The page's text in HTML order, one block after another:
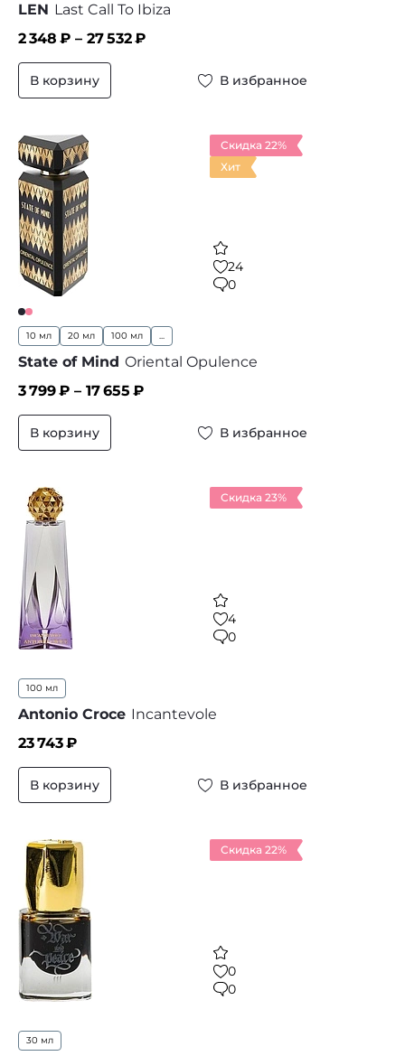
LEN Last Call To Ibiza
2 348 ₽ – 27 532₽
В корзину В избранное
Скидка 22%
Хит
24
0
10 мл 20 мл 100 мл ...
State of Mind Oriental Opulence
3 799₽ – 17 655 ₽
В корзину В избранное
Скидка 23%
4
0
100 мл
Antonio Croce Incantevole
23 743₽
В корзину В избранное
Скидка 22%
0
0
30 мл